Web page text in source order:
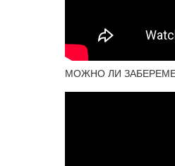
МОЖНО ЛИ